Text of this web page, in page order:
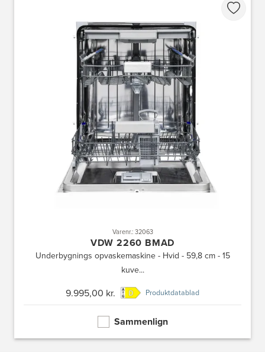
Varenr.: 32063
VDW 2260 BMAD
Underbygnings opvaskemaskine - Hvid - 59,8 cm - 15
kuve...
9.995,00 kr. Produktdatablad
Sammenlign